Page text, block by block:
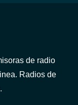
de radio
Radios de